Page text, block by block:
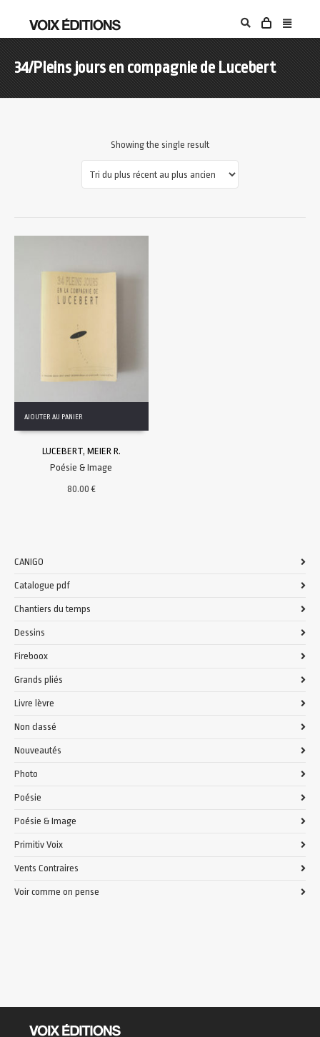
34/Pleins jours en compagnie de Lucebert
Showing the single result
AJOUTER AU PANIER
LUCEBERT, MEIER R.
Poésie & Image
80.00€
CANIGO
Catalogue pdf
Chantiers du temps
Dessins
Fireboox
Grands pliés
Livre lèvre
Non classé
Nouveautés
Photo
Poésie
Poésie & Image
Primitiv Voix
Vents Contraires
Voir comme on pense